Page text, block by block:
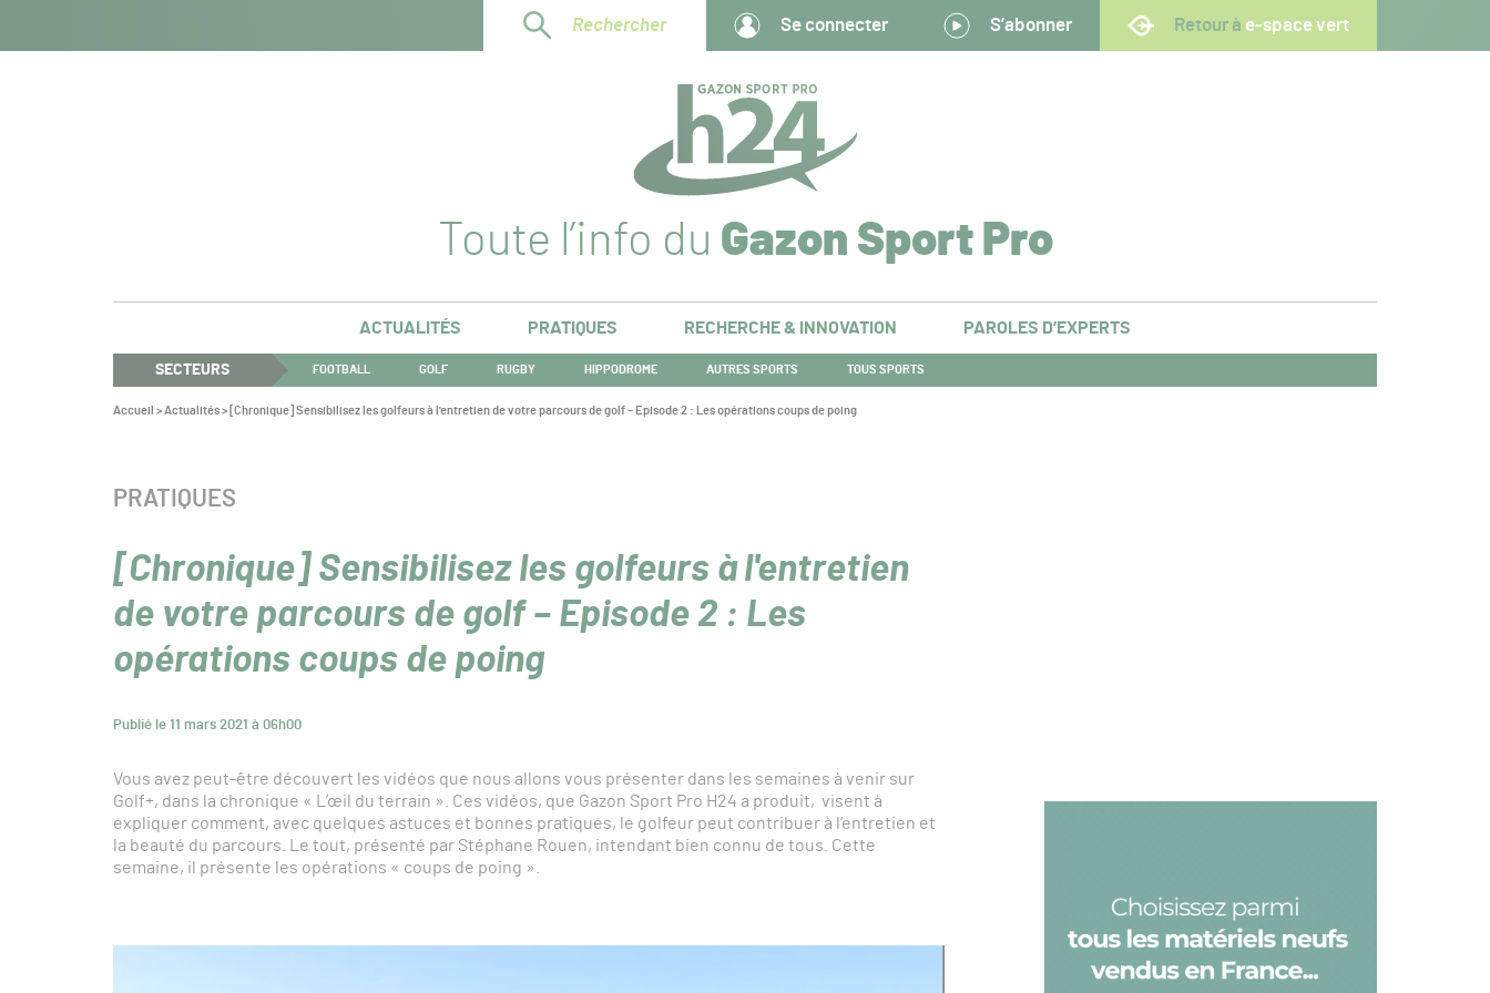
Rechercher Se connecter S’abonner Retour à e-space vert
Toute l’info du Gazon Sport Pro
ACTUALITÉS PRATIQUES RECHERCHE & INNOVATION PAROLES D’EXPERTS
SECTEURS FOOTBALL GOLF RUGBY HIPPODROME AUTRES SPORTS TOUS SPORTS
Vous
Accueil >Actualités> [Chronique] Sensibilisez les golfeurs à l'entretien de votre parcours de golf – Episode 2 : Les opérations coups de poing
[Chronique] Sensibilisez les golfeurs à l'entretien
de votre parcours de golf – Episode 2 : Les
opérations coups de poing
Publié le 11 mars 2021 à 06h00
CATÉGORIE :
PRATIQUES
Vous avez peut-être découvert les vidéos que nous allons vous présenter dans les semaines à venir sur
Golf+, dans la chronique « L’œil du terrain ». Ces vidéos, que Gazon Sport Pro H24 a produit, visent à
expliquer comment, avec quelques astuces et bonnes pratiques, le golfeur peut contribuer à l’entretien et
la beauté du parcours. Le tout, présenté par Stéphane Rouen, intendant bien connu de tous. Cette
semaine, il présente les opérations « coups de poing ».